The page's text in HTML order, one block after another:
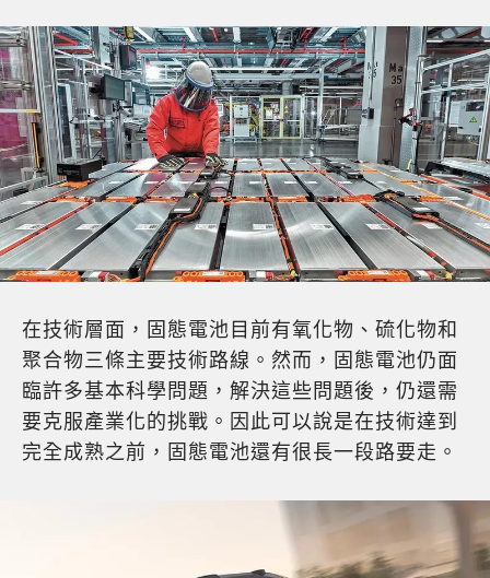
在技術層面，固態電池目前有氧化物、硫化物和
聚合物三條主要技術路線。然而，固態電池仍面
臨許多基本科學問題，解決這些問題後，仍還需
要克服產業化的挑戰。因此可以說是在技術達到
完全成熟之前，固態電池還有很長一段路要走。